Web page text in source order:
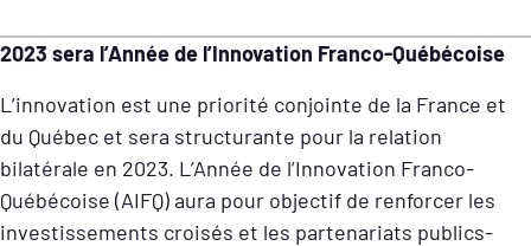
2023 sera l’Année de l’Innovation Franco-Québécoise
L’innovation est une priorité conjointe de la France et
du Québec et sera structurante pour la relation
bilatérale en 2023. L’Année de l’Innovation Franco-
Québécoise (AIFQ) aura pour objectif de renforcer les
investissements croisés et les partenariats publics-